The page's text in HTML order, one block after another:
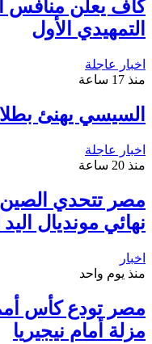
كاف يعلن منافس
التمهيدي الأول
اخبار عاجلة
منذ 17 ساعة
السيسي يهنئ
اخبار عاجلة
منذ 20 ساعة
مصر تتحدي
نهائي مونديال
اخبار
منذ يوم واحد
مصر تودع كأس أمم
مزلة أمام نيجيريا